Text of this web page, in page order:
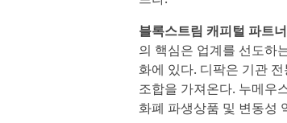
블록스트림 캐피털 파트
의 핵심은 업계를 선도하
화에 있다. 디팍은 기관
조합을 가져온다. 누메우
화폐 파생상품 및 변동성